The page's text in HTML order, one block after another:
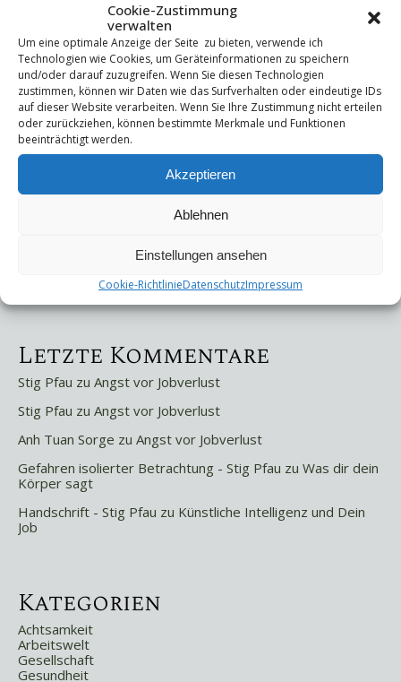
Cookie-Zustimmung
verwalten
Um eine optimale Anzeige der Seite zu bieten, verwende ich
Technologien wie Cookies, um Geräteinformationen zu speichern
und/oder darauf zuzugreifen. Wenn Sie diesen Technologien
zustimmen, können wir Daten wie das Surfverhalten oder eindeutige IDs
auf dieser Website verarbeiten. Wenn Sie Ihre Zustimmung nicht erteilen
oder zurückziehen, können bestimmte Merkmale und Funktionen
beeinträchtigt werden.
Akzeptieren
Ablehnen
Einstellungen ansehen
Cookie-RichtlinieDatenschutzImpressum
Suchen
Letzte Beiträge
Wettbewerbsfähigkeit
Trigger und Glimmer
Selbstsabotage
Weniger ist mehr!
Letzte Kommentare
Stig Pfau zu Angst vor Jobverlust
Stig Pfau zu Angst vor Jobverlust
Anh Tuan Sorge zu Angst vor Jobverlust
Gefahren isolierter Betrachtung - Stig Pfau zu Was dir dein
Körper sagt
Handschrift - Stig Pfau zu Künstliche Intelligenz und Dein
Job
Kategorien
Achtsamkeit
Arbeitswelt
Gesellschaft
Gesundheit